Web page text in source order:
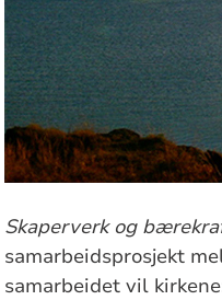
Skaperverk og
samarbeidsprosjekt
samarbeidet vil